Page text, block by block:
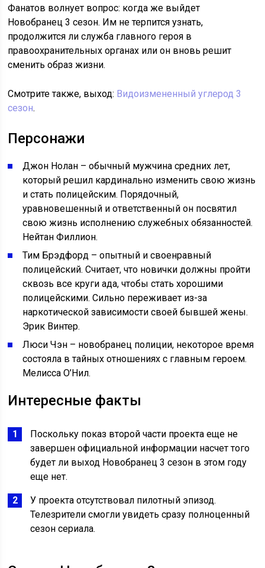
Фанатов волнует вопрос: когда же выйдет
Новобранец 3 сезон. Им не терпится узнать,
продолжится ли служба главного героя в
правоохранительных органах или он вновь решит
сменить образ жизни.
Смотрите также, выход: Видоизмененный углерод 3
сезон.
Персонажи
Джон Нолан – обычный мужчина средних лет,
который решил кардинально изменить свою жизнь
и стать полицейским. Порядочный,
уравновешенный и ответственный он посвятил
свою жизнь исполнению служебных обязанностей.
Нейтан Филлион.
Тим Брэдфорд – опытный и своенравный
полицейский. Считает, что новички должны пройти
сквозь все круги ада, чтобы стать хорошими
полицейскими. Сильно переживает из-за
наркотической зависимости своей бывшей жены.
Эрик Винтер.
Люси Чэн – новобранец полиции, некоторое время
состояла в тайных отношениях с главным героем.
Мелисса O’Нил.
Интересные факты
Поскольку показ второй части проекта еще не
завершен официальной информации насчет того
будет ли выход Новобранец 3 сезон в этом году
еще нет.
У проекта отсутствовал пилотный эпизод.
Телезрители смогли увидеть сразу полноценный
сезон сериала.